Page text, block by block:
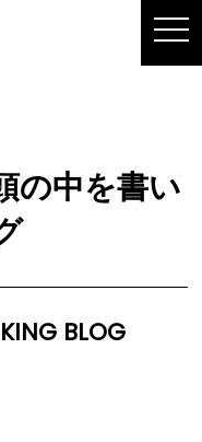
の中を書い
BLOG